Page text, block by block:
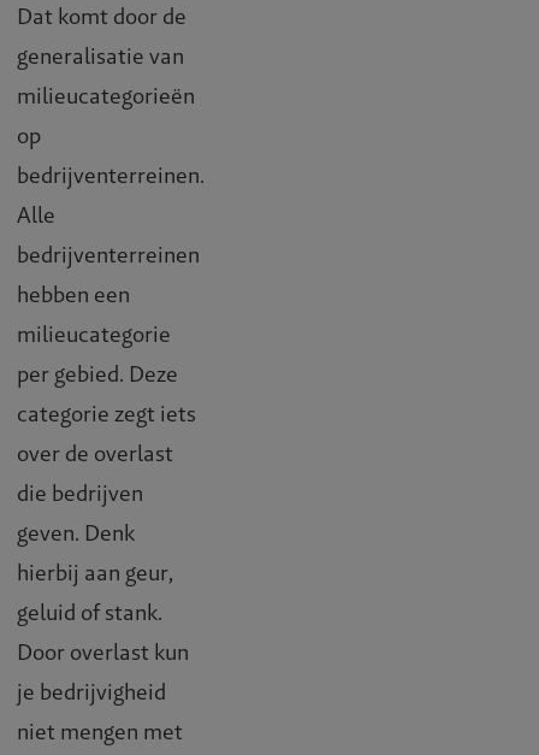
Dat komt door de
generalisatie van
milieucategorieën
op
bedrijventerreinen.
Alle
bedrijventerreinen
hebben een
milieucategorie
per gebied. Deze
categorie zegt iets
over de overlast
die bedrijven
geven. Denk
hierbij aan geur,
geluid of stank.
Door overlast kun
je bedrijvigheid
niet mengen met